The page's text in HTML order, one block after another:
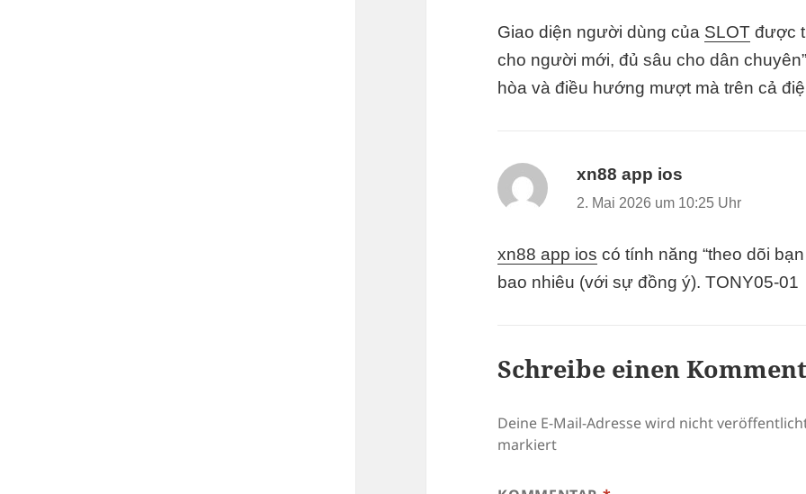
Giao diện người dùng của SLOT được
cho người mới, đủ sâu cho dân
hòa và điều hướng mượt mà trên cả
xn88 app ios
2. Mai 2026 um 10:25 Uhr
xn88 app ios có tính năng “theo dõi
bao nhiêu (với sự đồng ý). TONY05-01
Schreibe einen
Deine E-Mail-Adresse wird nicht
markiert